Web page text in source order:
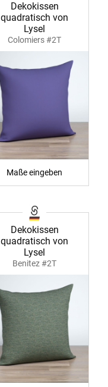
Dekokissen
quadratisch von
Lysel
Colomiers #2T
Maße eingeben
Dekokissen
quadratisch von
Lysel
Benitez #2T